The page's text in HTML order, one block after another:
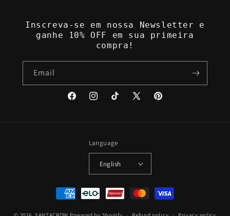
Inscreva-se em nossa Newsletter e
ganhe 10% OFF em sua primeira
compra!
Email
FacebookInstagramTikTok
X
Pinterest
Language
English
Payment
methods